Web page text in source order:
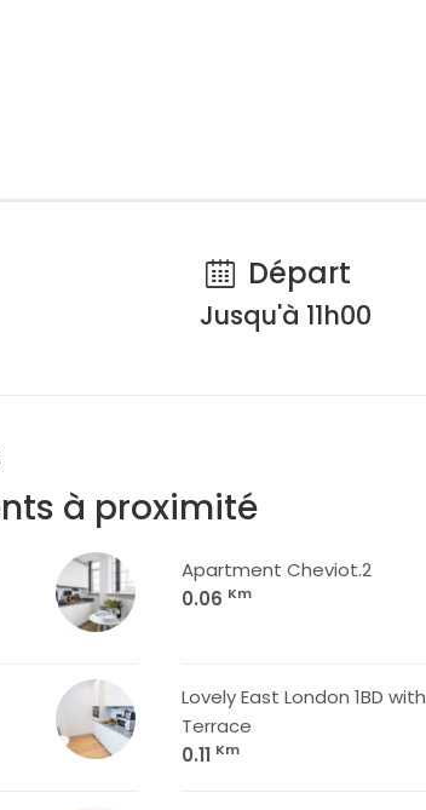
Départ
Jusqu'à 11h00
à proximité
Apartment Cheviot.2
0.06 Km
Lovely East London 1BD with
Terrace
0.11 Km